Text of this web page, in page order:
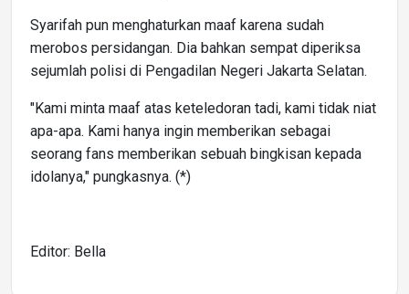
Syarifah pun menghaturkan maaf karena sudah
merobos persidangan. Dia bahkan sempat diperiksa
sejumlah polisi di Pengadilan Negeri Jakarta Selatan.
"Kami minta maaf atas keteledoran tadi, kami tidak niat
apa-apa. Kami hanya ingin memberikan sebagai
seorang fans memberikan sebuah bingkisan kepada
idolanya," pungkasnya. (*)
Editor: Bella